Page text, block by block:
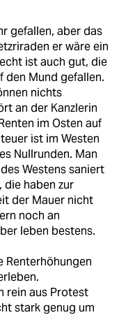
gefallen, aber das
er wäre ein
ist auch gut, die
den Mund gefallen.
nichts
an der Kanzlerin
im Osten auf
ist im Westen
Nullrunden. Man
Westens saniert
die haben zur
der Mauer nicht
noch an
leben bestens.
Renterhöhungen
rein aus Protest
stark genug um